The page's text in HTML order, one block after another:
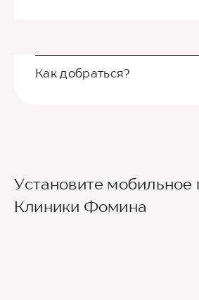
Как добраться?
второй вестибюль, далее
Новаторов движемся прямо,
лестнице и идем вдоль школ
Установите
Клиники Фомина